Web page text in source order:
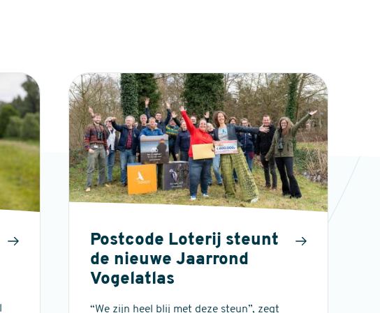
Postcode Loterij steunt
de nieuwe Jaarrond
Vogelatlas
“We zijn heel blij met deze steun”, zegt